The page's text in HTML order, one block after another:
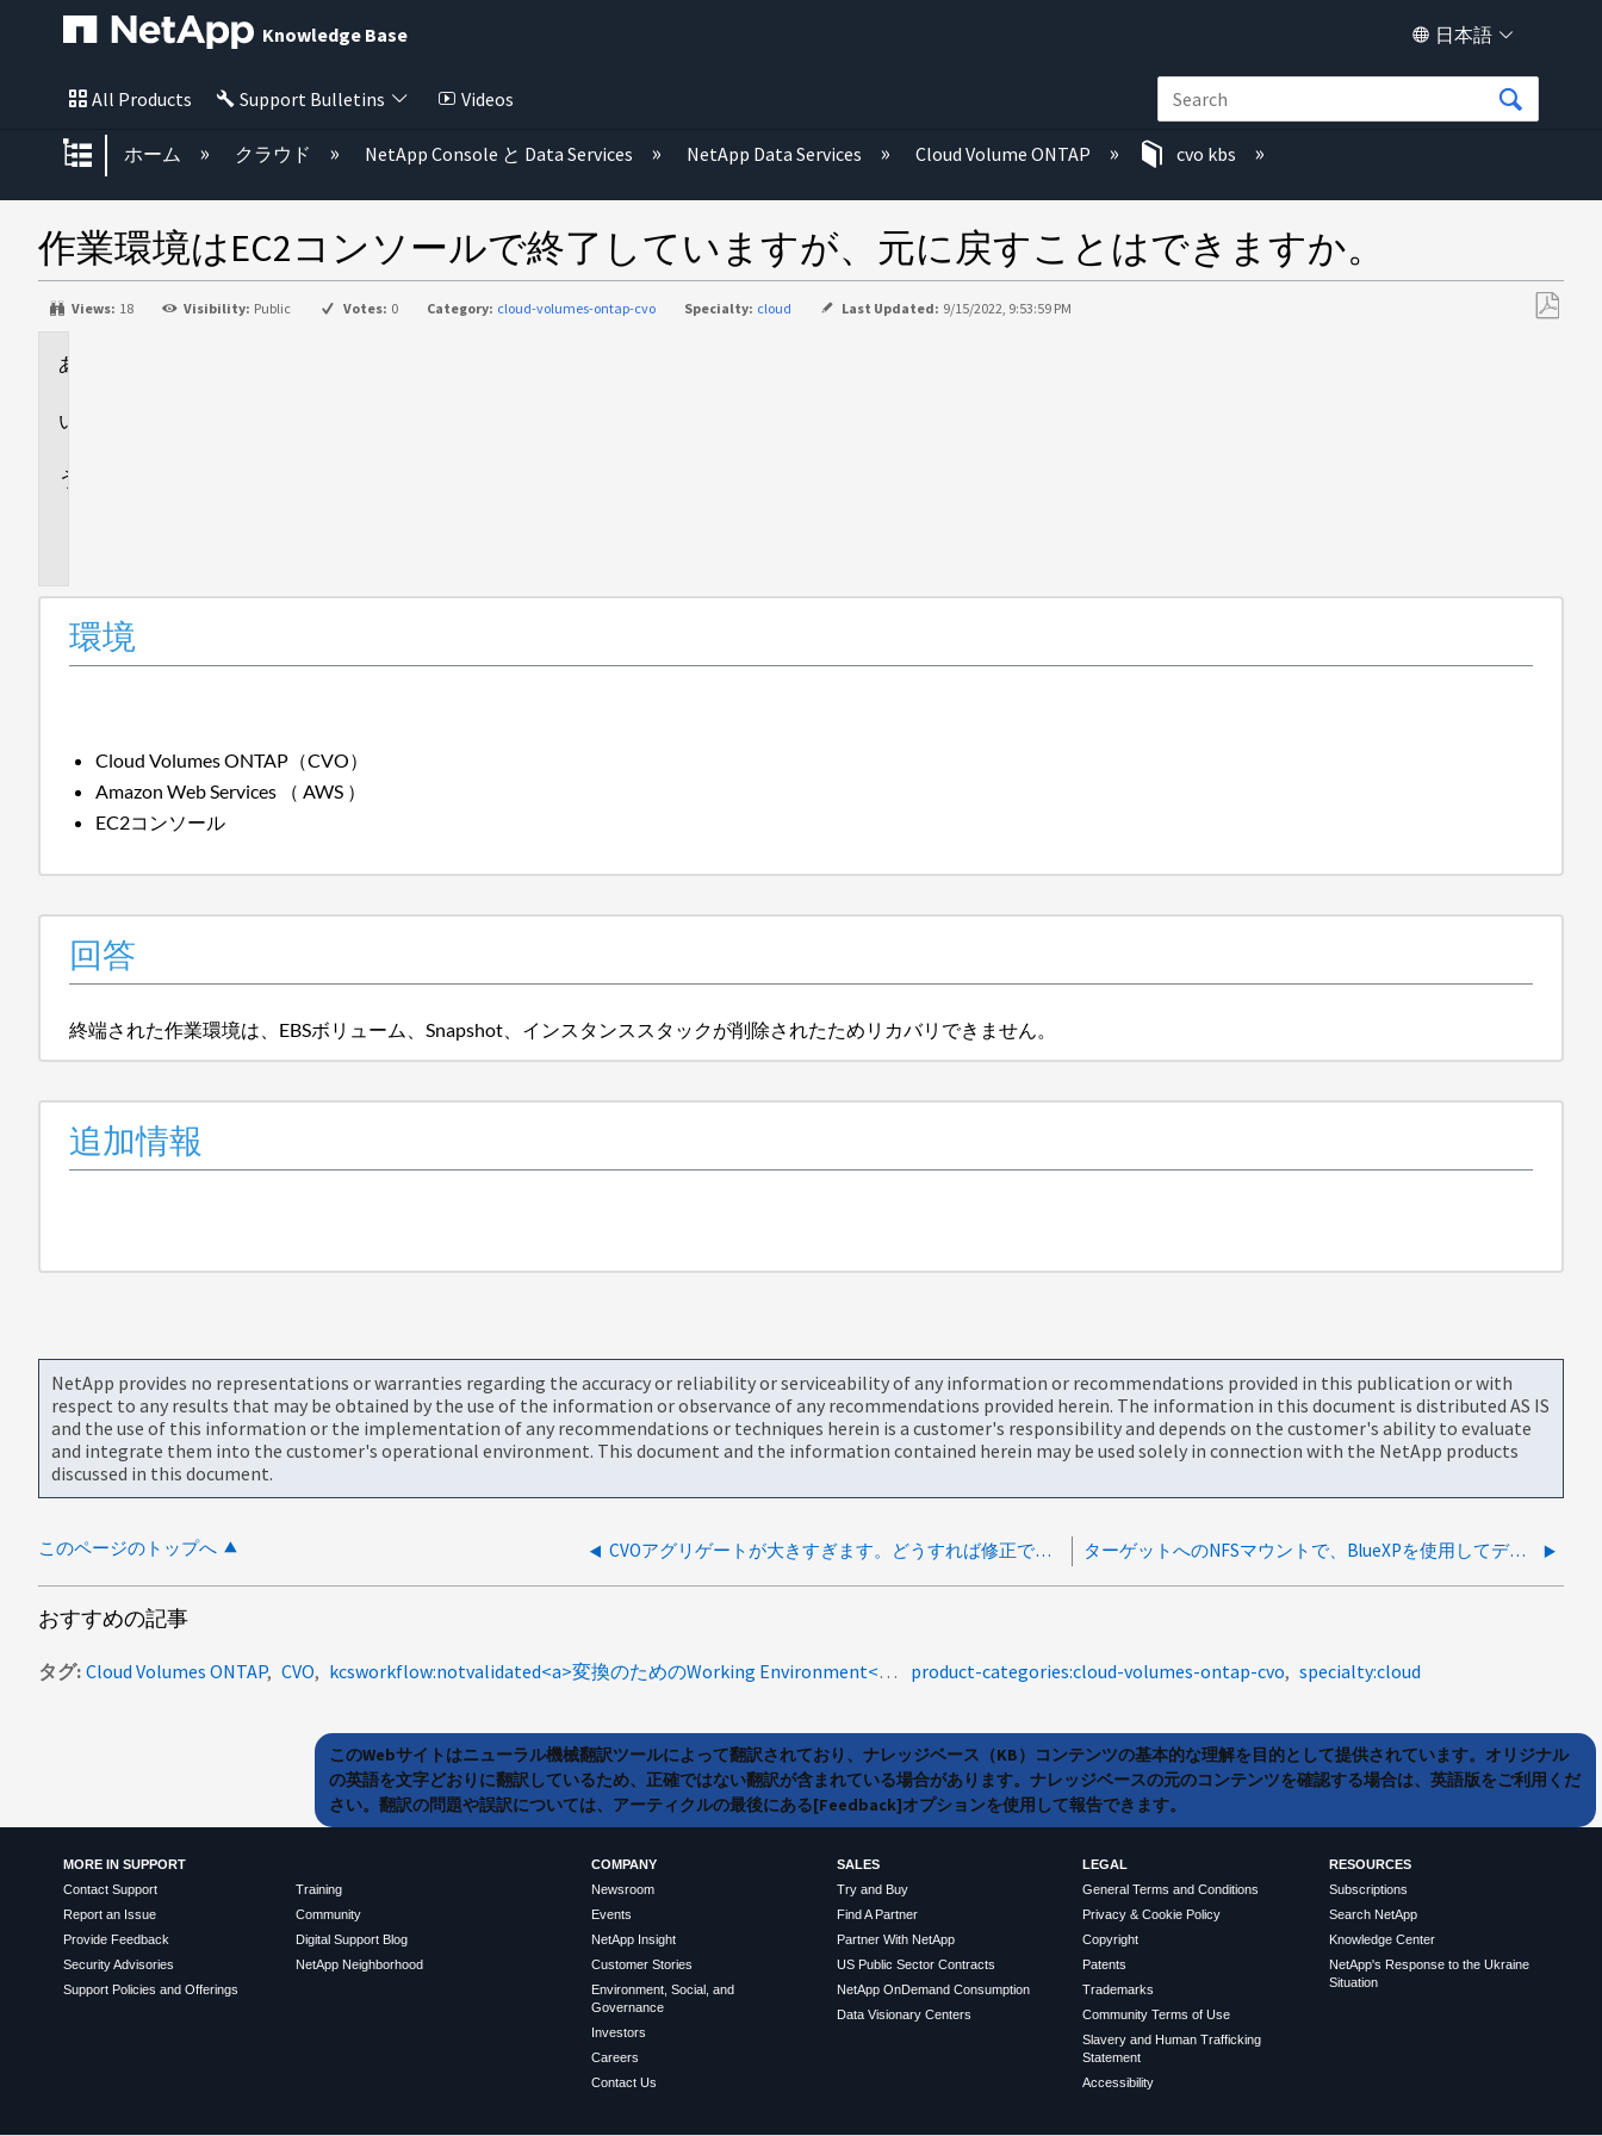
Knowledge Base 日本語
All Products Support Bulletins Videos
グローバル階層を展開/折りたたむ
ホーム クラウド NetApp Console と Data Services NetApp Data Services Cloud Volume ONTAP cvo kbs
作業環境はEC2コンソールで終了していますが、元に戻すことはできますか。
Views: 18 Visibility: Public Votes: 0 Category: cloud-volumes-ontap-cvo Specialty: cloud Last Updated: 9/15/2022, 9:53:59 PM
環境
Cloud Volumes ONTAP（CVO）
Amazon Web Services （ AWS ）
EC2コンソール
回答
終端された作業環境は、EBSボリューム、Snapshot、インスタンススタックが削除されたためリカバリできません。
追加情報
NetApp provides no representations or warranties regarding the accuracy or reliability or serviceability of any information or recommendations provided in this publication or with
respect to any results that may be obtained by the use of the information or observance of any recommendations provided herein. The information in this document is distributed AS IS
and the use of this information or the implementation of any recommendations or techniques herein is a customer's responsibility and depends on the customer's ability to evaluate
and integrate them into the customer's operational environment. This document and the information contained herein may be used solely in connection with the NetApp products
discussed in this document.
このページのトップへ CVOアグリゲートが大きすぎます。どうすれば修正できますか？ ターゲットへのNFSマウントで、BlueXPを使用してデータが移行されたときにfileとgroupがnobodyとして表示される
おすすめの記事
タグ Cloud Volumes ONTAP CVO kcsworkflow:notvalidated<a>変換のためのWorking Environment</a><a>EC2コンソール</a><a>が終了</a><a />しました product-categories:cloud-volumes-ontap-cvo specialty:cloud
このWebサイトはニューラル機械翻訳ツールによって翻訳されており、ナレッジベース（KB）コンテンツの基本的な理解を目的として提供されています。オリジナル
の英語を文字どおりに翻訳しているため、正確ではない翻訳が含まれている場合があります。ナレッジベースの元のコンテンツを確認する場合は、英語版をご利用くだ
さい。翻訳の問題や誤訳については、アーティクルの最後にある[Feedback]オプションを使用して報告できます。
MORE IN SUPPORT
Contact Support
Report an Issue
Provide Feedback
Security Advisories
Support Policies and Offerings
Training
Community
Digital Support Blog
NetApp Neighborhood
COMPANY
Newsroom
Events
NetApp Insight
Customer Stories
Environment, Social, and
Governance
Investors
Careers
Contact Us
SALES
Try and Buy
Find A Partner
Partner With NetApp
US Public Sector Contracts
NetApp OnDemand Consumption
Data Visionary Centers
LEGAL
General Terms and Conditions
Privacy & Cookie Policy
Copyright
Patents
Trademarks
Community Terms of Use
Slavery and Human Trafficking
Statement
Accessibility
RESOURCES
Subscriptions
Search NetApp
Knowledge Center
NetApp's Response to the Ukraine
Situation